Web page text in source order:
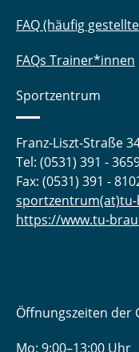
FAQ (häufig
FAQs Trainer*innen
Sportzentrum
Franz-Liszt-Straße
Tel: (0531) 391 -
Fax: (0531) 391 -
https://www.tu-
Öffnungszeiten der
Mo: 9:00–13:00 Uhr